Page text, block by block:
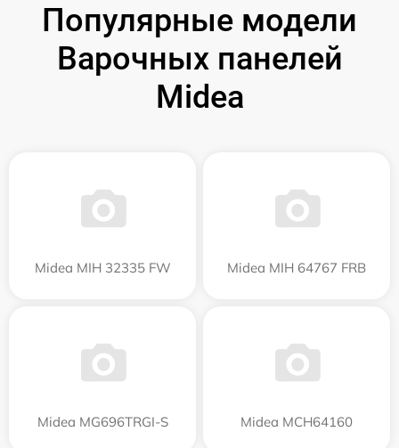
Популярные модели
Варочных панелей
Midea
Midea MIH 32335 FW Midea MIH 64767 FRB
Midea MG696TRGI-S Midea MCH64160